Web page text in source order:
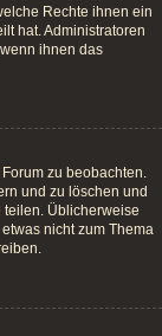
Rechte ihnen ein
hat. Administratoren
ihnen das
zu beobachten.
und zu löschen und
teilen. Üblicherweise
nicht zum Thema